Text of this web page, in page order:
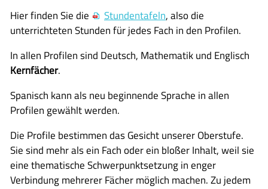
Hier finden Sie die
Stundentafeln, also die
unterrichteten Stunden für jedes Fach in den Profilen.
In allen Profilen sind Deutsch, Mathematik und Englisch
Kernfächer.
Spanisch kann als neu beginnende Sprache in allen
Profilen gewählt werden.
Die Profile bestimmen das Gesicht unserer Oberstufe.
Sie sind mehr als ein Fach oder ein bloßer Inhalt, weil sie
eine thematische Schwerpunktsetzung in enger
Verbindung mehrerer Fächer möglich machen. Zu jedem